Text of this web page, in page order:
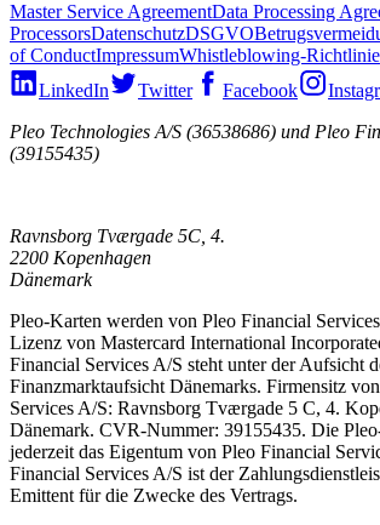
Master Service AgreementData Processing
ProcessorsDatenschutzDSGVO
of ConductImpressumWhistleblowing-Richtlinie
LinkedIn
Twitter Facebook
Pleo Technologies A/S (36538686) und Pleo
(39155435)
Ravnsborg Tværgade 5C, 4.
2200 Kopenhagen
Dänemark
Pleo-Karten werden von Pleo Financial
Lizenz von Mastercard International
Financial Services A/S steht unter der Aufsicht
Finanzmarktaufsicht Dänemarks. Firmensitz
Services A/S: Ravnsborg Tværgade 5 C, 4.
Dänemark. CVR-Nummer: 39155435. Die
jederzeit das Eigentum von Pleo Financial
Financial Services A/S ist der
Emittent für die Zwecke des Vertrags.